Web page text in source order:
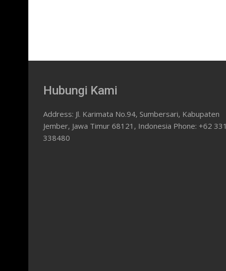
Hubungi Kami
Address: Jl. Karimata No.94, Sumbersari, Kabupaten
Jember, Jawa Timur 68121, Indonesia Phone: +62 331
338480